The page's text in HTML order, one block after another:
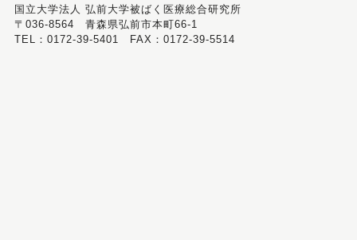
国立大学法人 弘前大学被ばく医療総合研究所
〒036-8564 青森県弘前市本町66-1
TEL：0172-39-5401 FAX：0172-39-5514